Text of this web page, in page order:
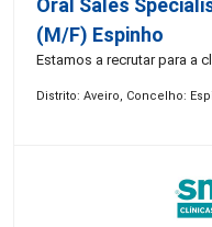
Oral Sales
(M/F) Espinho
Estamos a recrutar para a
Distrito: Aveiro, Concelho: